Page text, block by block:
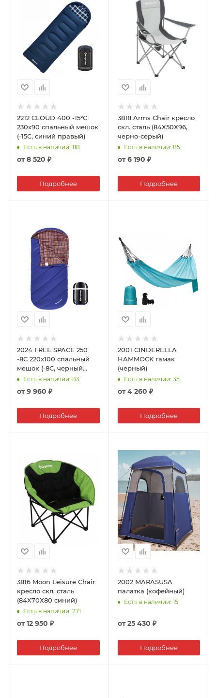
2212 CLOUD 400 -15°С
230х90 спальный мешок
(-15С, синий правый)
Есть в наличии: 118
от8 520 ₽
Подробнее
3818 Arms Chair кресло
скл. cталь (84Х50Х96,
черно-серый)
Есть в наличии: 85
от6 190 ₽
Подробнее
2024 FREE SPACE 250
-8С 220x100 спальный
мешок (-8С, черный
левый)
Есть в наличии: 83
от9 960 ₽
Подробнее
2001 CINDERELLA
HAMMOCK гамак
(черный)
Есть в наличии: 35
от4 260 ₽
Подробнее
3816 Moon Leisure Chair
кресло скл. cталь
(84Х70Х80 синий)
Есть в наличии: 271
от12 950 ₽
Подробнее
2002 MARASUSA
палатка (кофейный)
Есть в наличии: 15
от25 430 ₽
Подробнее